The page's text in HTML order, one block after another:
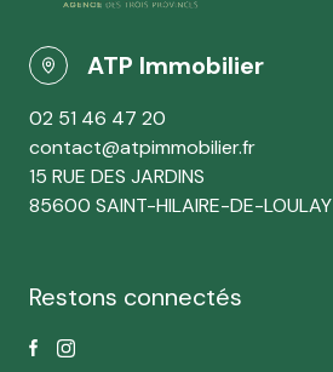
ATP Immobilier
02 51 46 47 20
contact@atpimmobilier.fr
15 RUE DES JARDINS
85600 SAINT-HILAIRE-DE-LOULAY
Restons connectés